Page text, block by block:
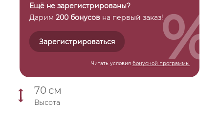
Ещё не зарегистрированы?
Дарим 200 бонусов на первый заказ!
Зарегистрироваться
Читать условия бонусной программы
%
70 см
Высота